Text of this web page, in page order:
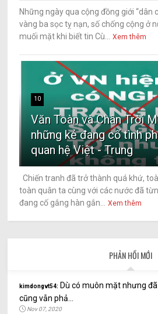
Những ngày qua cộng đồng giới “dân
vàng ba sọc tỵ nạn, số chống cộng ở
muối mặt khi biết tin Cù...
Xem thêm
10
Văn Toàn và Chân Trời
những kẻ đang cố tình
quan hệ Việt - Trung
Chiến tranh đã trở thành quá khứ,
toàn quân ta cùng với các nước đã
đang cố gắng hàn gắn...
Xem thêm
PHẢN HỒI MỚI
kimdongvt54: Dù có muôn mặt nhưng
cũng vẫn phả...
Nov 07, 2020